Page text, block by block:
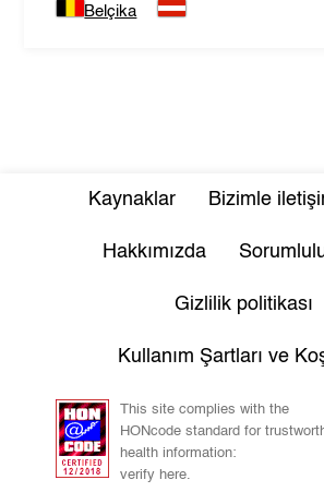
Belçika
Kaynaklar Bizimle
Hakkımızda
Gizlilik politikası
Kullanım Şartları ve
This site complies with the
HONcode standard for
health information:
verify here.